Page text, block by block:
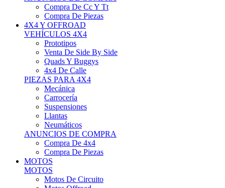
Compra De Cc Y Tt
Compra De Piezas
4X4 Y OFFROAD
VEHÍCULOS 4X4
Prototipos
Venta De Side By Side
Quads Y Buggys
4x4 De Calle
PIEZAS PARA 4X4
Mecánica
Carrocería
Suspensiones
Llantas
Neumáticos
ANUNCIOS DE COMPRA
Compra De 4x4
Compra De Piezas
MOTOS
MOTOS
Motos De Circuito